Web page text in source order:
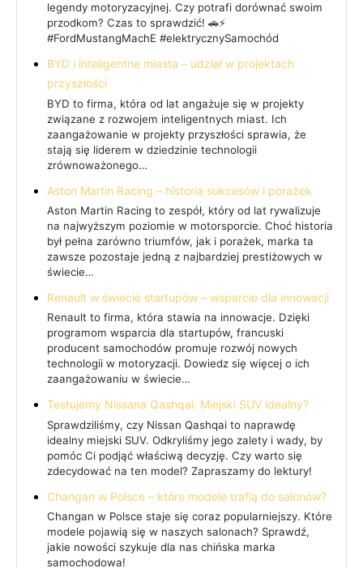
legendy motoryzacyjnej. Czy potrafi dorównać swoim
przodkom? Czas to sprawdzić! 🚗⚡
#FordMustangMachE #elektrycznySamochód
BYD i inteligentne miasta – udział w projektach
przyszłości
BYD to firma, która od lat angażuje się w projekty
związane z rozwojem inteligentnych miast. Ich
zaangażowanie w projekty przyszłości sprawia, że
stają się liderem w dziedzinie technologii
zrównoważonego…
Aston Martin Racing – historia sukcesów i porażek
Aston Martin Racing to zespół, który od lat rywalizuje
na najwyższym poziomie w motorsporcie. Choć historia
był pełna zarówno triumfów, jak i porażek, marka ta
zawsze pozostaje jedną z najbardziej prestiżowych w
świecie…
Renault w świecie startupów – wsparcie dla innowacji
Renault to firma, która stawia na innowacje. Dzięki
programom wsparcia dla startupów, francuski
producent samochodów promuje rozwój nowych
technologii w motoryzacji. Dowiedz się więcej o ich
zaangażowaniu w świecie…
Testujemy Nissana Qashqai: Miejski SUV idealny?
Sprawdziliśmy, czy Nissan Qashqai to naprawdę
idealny miejski SUV. Odkryliśmy jego zalety i wady, by
pomóc Ci podjąć właściwą decyzję. Czy warto się
zdecydować na ten model? Zapraszamy do lektury!
Changan w Polsce – które modele trafią do salonów?
Changan w Polsce staje się coraz popularniejszy. Które
modele pojawią się w naszych salonach? Sprawdź,
jakie nowości szykuje dla nas chińska marka
samochodowa!